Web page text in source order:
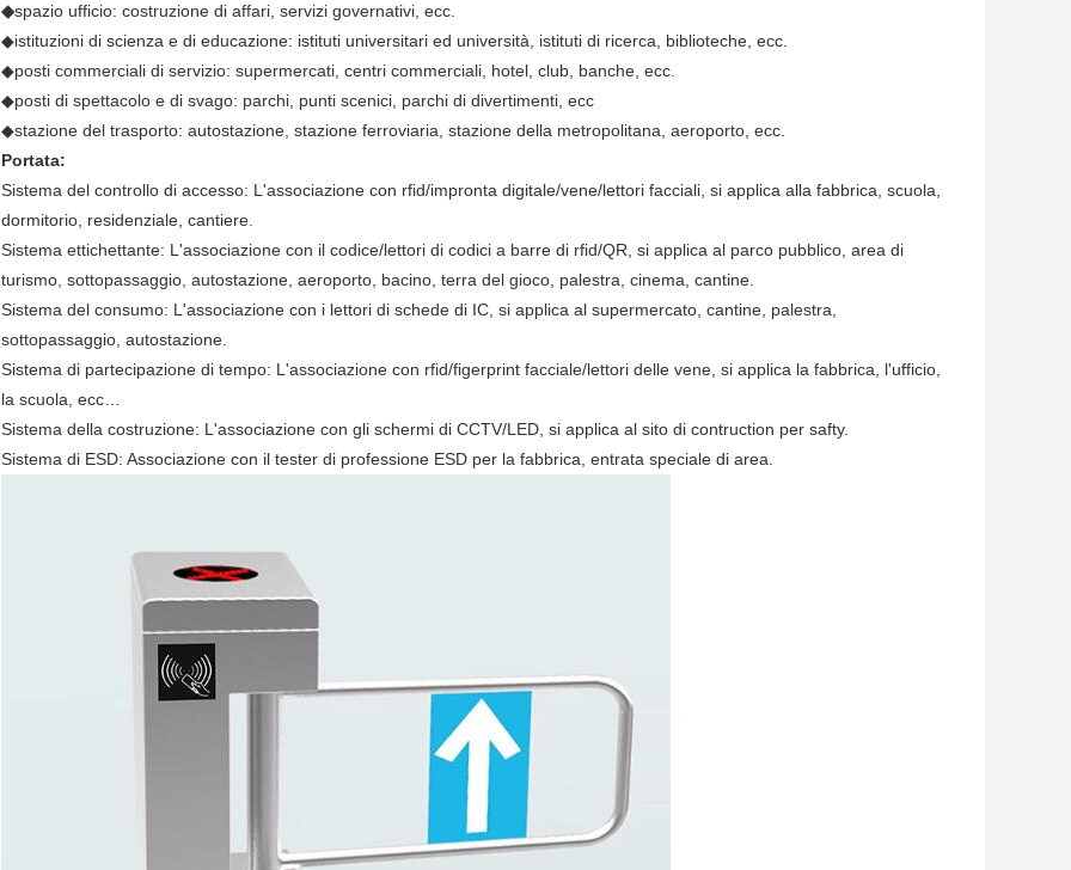
◆spazio ufficio: costruzione di affari, servizi governativi, ecc.
◆istituzioni di scienza e di educazione: istituti universitari ed università, istituti di ricerca, biblioteche, ecc.
◆posti commerciali di servizio: supermercati, centri commerciali, hotel, club, banche, ecc.
◆posti di spettacolo e di svago: parchi, punti scenici, parchi di divertimenti, ecc
◆stazione del trasporto: autostazione, stazione ferroviaria, stazione della metropolitana, aeroporto, ecc.
Portata:
Sistema del controllo di accesso: L'associazione con rfid/impronta digitale/vene/lettori facciali, si applica alla fabbrica, scuola,
dormitorio, residenziale, cantiere.
Sistema ettichettante: L'associazione con il codice/lettori di codici a barre di rfid/QR, si applica al parco pubblico, area di
turismo, sottopassaggio, autostazione, aeroporto, bacino, terra del gioco, palestra, cinema, cantine.
Sistema del consumo: L'associazione con i lettori di schede di IC, si applica al supermercato, cantine, palestra,
sottopassaggio, autostazione.
Sistema di partecipazione di tempo: L'associazione con rfid/figerprint facciale/lettori delle vene, si applica la fabbrica, l'ufficio,
la scuola, ecc…
Sistema della costruzione: L'associazione con gli schermi di CCTV/LED, si applica al sito di contruction per safty.
Sistema di ESD: Associazione con il tester di professione ESD per la fabbrica, entrata speciale di area.